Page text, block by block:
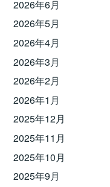
2026年6月
2026年5月
2026年4月
2026年3月
2026年2月
2026年1月
2025年12月
2025年11月
2025年10月
2025年9月